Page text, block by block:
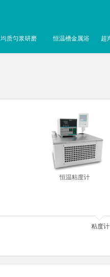
均质匀浆研磨 恒温槽金属浴 超
恒温粘度计
粘度计